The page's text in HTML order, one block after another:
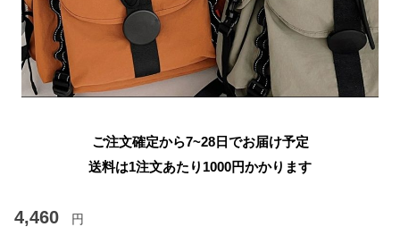
ご注文確定から7~28日でお届け予定
送料は1注文あたり 1000円かかります
4,460 円